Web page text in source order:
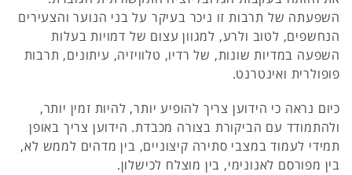
השפעתה של תרבות זו ניכר בעיקר על בני הנוער והצעירים
הנחשפים, לטוב ולרע, למגוון עצום של דמויות בעלות
השפעה במדיות שונות, של רדיו, טלוויזיה, עיתונים, תרבות
פופולרית ואינטרנט.
כיום נראה כי הידוען צריך להופיע יותר, להיות זמין יותר,
ולהתמודד עם הביקורת בצורה מכבדת. הידוען צריך באופן
תמידי לעמוד במצבי סתירה קיצוניים, בין מדהים לממש לא,
בין מפורסם לאנונימי, בין מוצלח לכישלון.